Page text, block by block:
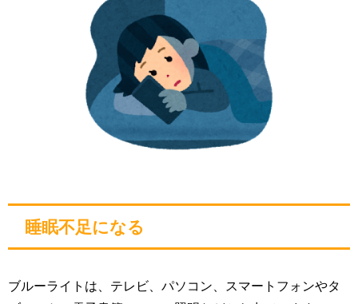
睡眠不足になる
ブルーライトは、テレビ、パソコン、スマートフォンやタ